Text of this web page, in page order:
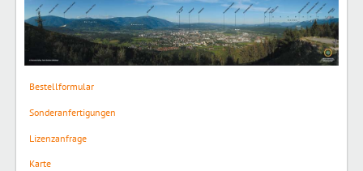
Bestellformular
Sonderanfertigungen
Lizenzanfrage
Karte